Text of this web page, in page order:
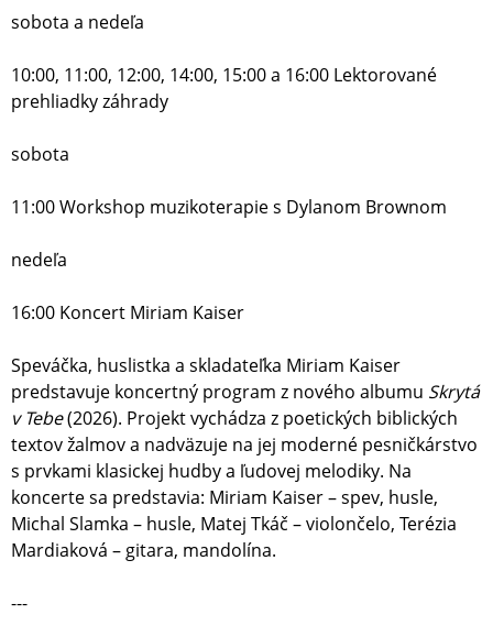
sobota a nedeľa
10:00, 11:00, 12:00, 14:00, 15:00 a 16:00 Lektorované
prehliadky záhrady
sobota
11:00 Workshop muzikoterapie s Dylanom Brownom
nedeľa
16:00 Koncert Miriam Kaiser
Speváčka, huslistka a skladateľka Miriam Kaiser
predstavuje koncertný program z nového albumu Skrytá
v Tebe(2026). Projekt vychádza z poetických biblických
textov žalmov a nadväzuje na jej moderné pesničkárstvo
s prvkami klasickej hudby a ľudovej melodiky. Na
koncerte sa predstavia: Miriam Kaiser – spev, husle,
Michal Slamka – husle, Matej Tkáč – violončelo, Terézia
Mardiaková – gitara, mandolína.
---